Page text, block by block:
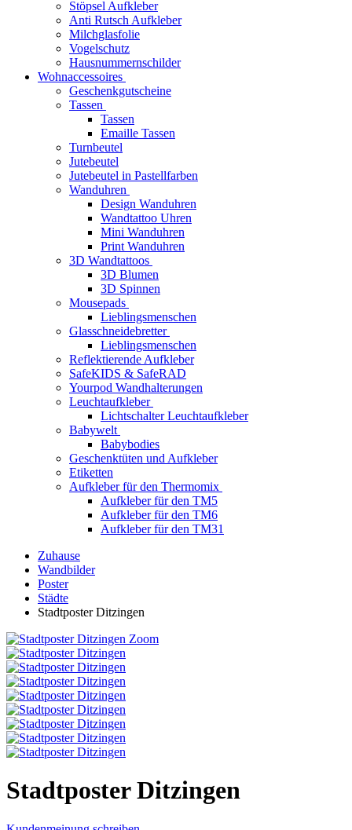
Stöpsel Aufkleber
Anti Rutsch Aufkleber
Milchglasfolie
Vogelschutz
Hausnummernschilder
Wohnaccessoires
Geschenkgutscheine
Tassen
Tassen
Emaille Tassen
Turnbeutel
Jutebeutel
Jutebeutel in Pastellfarben
Wanduhren
Design Wanduhren
Wandtattoo Uhren
Mini Wanduhren
Print Wanduhren
3D Wandtattoos
3D Blumen
3D Spinnen
Mousepads
Lieblingsmenschen
Glasschneidebretter
Lieblingsmenschen
Reflektierende Aufkleber
SafeKIDS & SafeRAD
Yourpod Wandhalterungen
Leuchtaufkleber
Lichtschalter Leuchtaufkleber
Babywelt
Babybodies
Geschenktüten und Aufkleber
Etiketten
Aufkleber für den Thermomix
Aufkleber für den TM5
Aufkleber für den TM6
Aufkleber für den TM31
Zuhause
Wandbilder
Poster
Städte
Stadtposter Ditzingen
Zoom
Stadtposter Ditzingen